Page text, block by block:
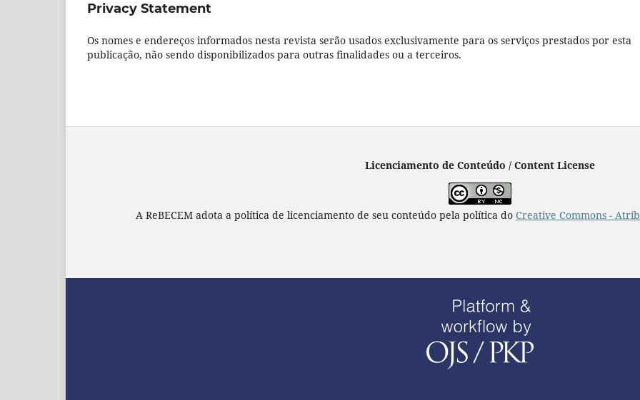
Privacy Statement
Os nomes e endereços informados nesta revista serão usados exclusivamente para os serviços prestados por esta
publicação, não sendo disponibilizados para outras finalidades ou a terceiros.
Licenciamento de Conteúdo / Content License
A ReBECEM adota a política de licenciamento de seu conteúdo pela política do Creative Commons -